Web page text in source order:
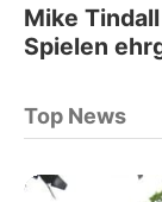
Mike
Spielen
Top News